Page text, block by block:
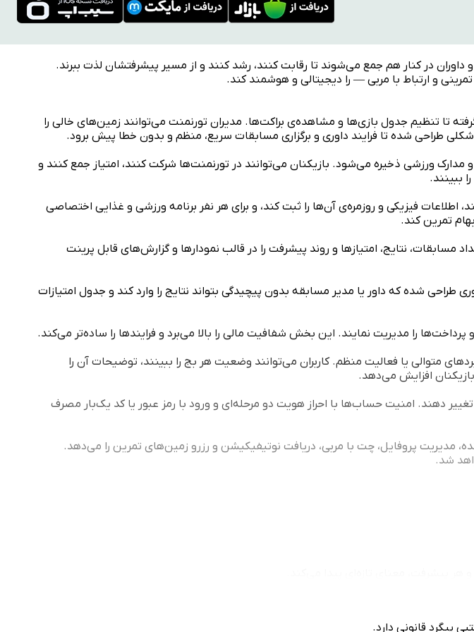
در کنار هم جمع می‌شوند تا رقابت کنند، رشد کنند و از مسیر پیشرفتشان لذت ببرند.
و ارتباط با مربی — را دیجیتالی و هوشمند کند.
تا تنظیم جدول بازی‌ها و مشاهده‌ی براکت‌ها. مدیران تورنمنت می‌توانند زمین‌های خالی را
طراحی شده تا فرایند داوری و برگزاری مسابقات سریع، منظم و بدون خطا پیش برود.
مدارک ورزشی ذخیره می‌شود. بازیکنان می‌توانند در تورنمنت‌ها شرکت کنند، امتیاز جمع کنند و
ببینند.
اطلاعات فیزیکی و روزمره‌ی آن‌ها را ثبت کند، و برای هر نفر برنامه ورزشی و غذایی اختصاصی
تمرین کند.
نتایج، امتیازها و روند پیشرفت را در قالب نمودارها و گزارش‌های قابل پرینت
شده که داور یا مدیر مسابقه بدون پیچیدگی بتواند نتایج را وارد کند و جدول امتیازات
را مدیریت نمایند. این بخش شفافیت مالی را بالا می‌برد و فرایندها را ساده‌تر می‌کند.
متوالی یا فعالیت منظم. کاربران می‌توانند وضعیت هر بج را ببینند، توضیحات آن را
افزایش می‌دهد.
دهند. امنیت حساب‌ها با احراز هویت دو مرحله‌ای و ورود با رمز عبور یا کد یک‌بار مصرف
مدیریت پروفایل، چت با مربی، دریافت نوتیفیکیشن و رزرو زمین‌های تمرین را می‌دهد.
پیگرد قانونی دارد.